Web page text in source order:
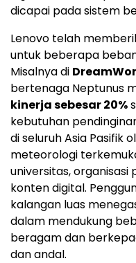
dicapai pada sistem
Lenovo telah
untuk beberapa
Misalnya di
bertenaga Neptunus
kinerja sebesar 20%
kebutuhan
di seluruh Asia Pasifik
meteorologi
universitas,
konten digital.
kalangan luas
dalam mendukung
beragam dan
dan andal.